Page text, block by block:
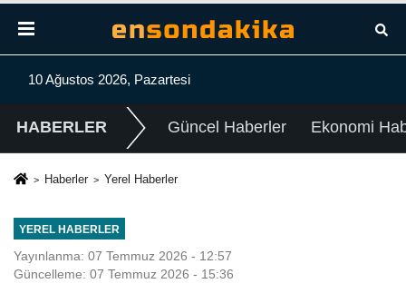
10 Ağustos 2026, Pazartesi
HABERLER Güncel Haberler Ekonomi
Haberler Yerel Haberler
YEREL HABERLER
Yayınlanma: 07 Temmuz 2026 - 12:57
Güncelleme: 07 Temmuz 2026 - 15:36